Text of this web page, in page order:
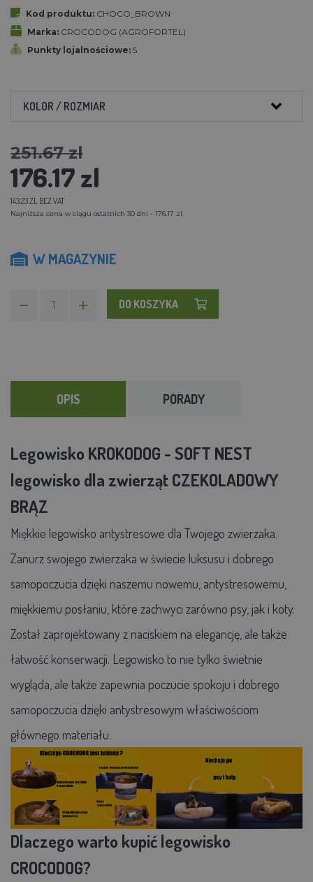
Kod produktu: CHOCO_BROWN
Marka: CROCODOG (AGROFORTEL)
Punkty lojalnościowe: 5
KOLOR / ROZMIAR
251.67 zl
176.17 zl
143.23 ZL BEZ VAT
Najniższa cena w ciągu ostatnich 30 dni - 176.17 zl
W MAGAZYNIE
DO KOSZYKA
OPIS PORADY
Legowisko KROKODOG - SOFT NEST
legowisko dla zwierząt CZEKOLADOWY
BRĄZ
Miękkie legowisko antystresowe dla Twojego zwierzaka.
Zanurz swojego zwierzaka w świecie luksusu i dobrego
samopoczucia dzięki naszemu nowemu, antystresowemu,
miękkiemu posłaniu, które zachwyci zarówno psy, jak i koty.
Został zaprojektowany z naciskiem na elegancję, ale także
łatwość konserwacji. Legowisko to nie tylko świetnie
wygląda, ale także zapewnia poczucie spokoju i dobrego
samopoczucia dzięki antystresowym właściwościom
głównego materiału.
Dlaczego warto kupić legowisko
CROCODOG?